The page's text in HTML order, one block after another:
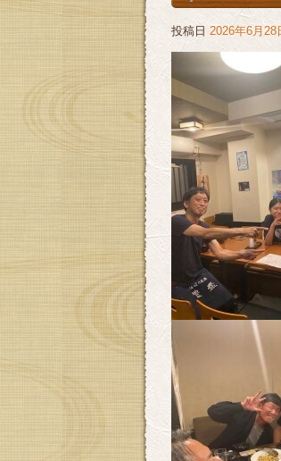
投稿日 2026年6月28